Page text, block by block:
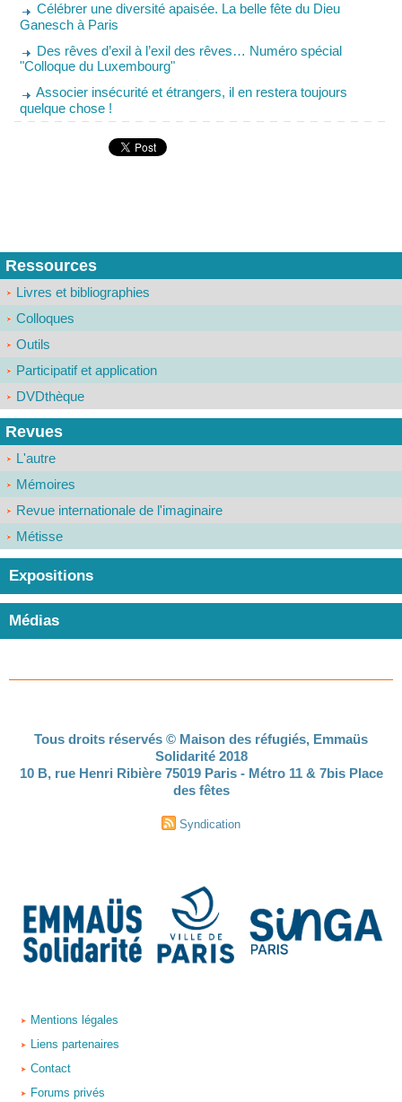
Ressources
Livres et bibliographies
Colloques
Outils
Participatif et application
DVDthèque
Revues
L'autre
Mémoires
Revue internationale de l'imaginaire
Métisse
Expositions
Médias
Célébrer une diversité apaisée. La belle fête du Dieu
Ganesch à Paris
Des rêves d’exil à l’exil des rêves… Numéro spécial
"Colloque du Luxembourg"
Associer insécurité et étrangers, il en restera toujours
quelque chose !
Tous droits réservés © Maison des réfugiés, Emmaüs
Solidarité 2018
10 B, rue Henri Ribière 75019 Paris - Métro 11 & 7bis Place
des fêtes
Syndication
Mentions légales
Liens partenaires
Contact
Forums privés